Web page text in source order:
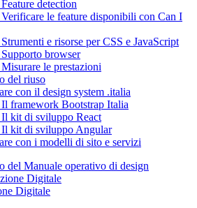
detection
le feature disponibili con Can I
e risorse per CSS e JavaScript
browser
le prestazioni
del riuso
con il design system .italia
framework Bootstrap Italia
kit di sviluppo React
Il kit di sviluppo Angular
con i modelli di sito e servizi
del Manuale operativo di design
Digitale